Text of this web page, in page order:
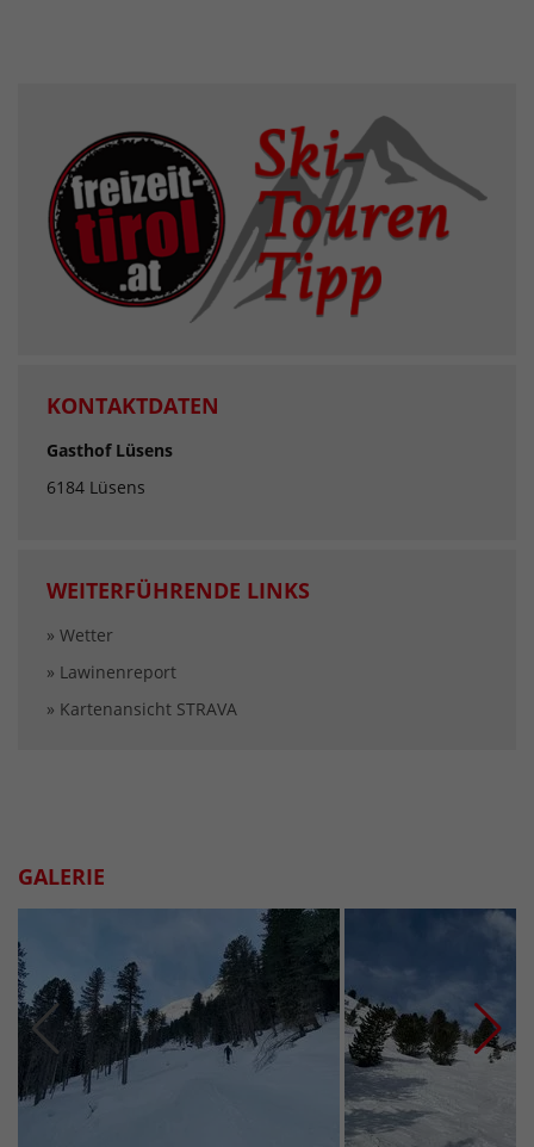
KONTAKTDATEN
Gasthof Lüsens
6184 Lüsens
WEITERFÜHRENDE LINKS
» Wetter
» Lawinenreport
» Kartenansicht STRAVA
GALERIE